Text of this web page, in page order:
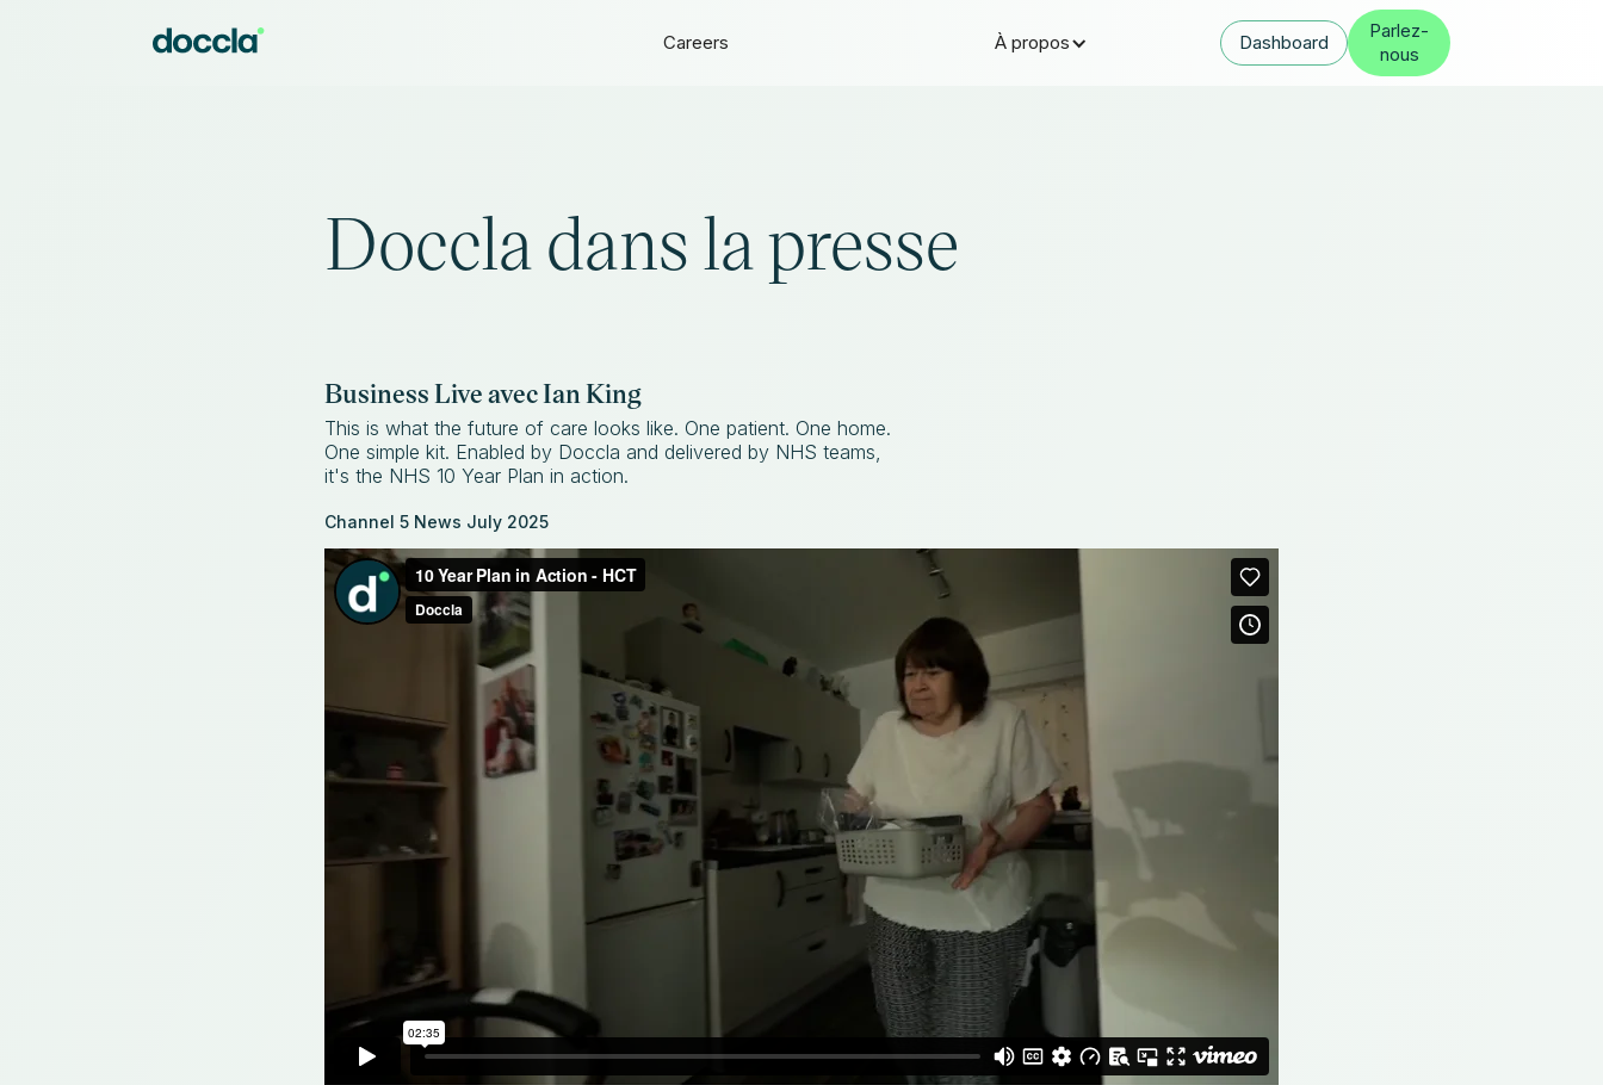
Careers À propos Dashboard
Parlez-
nous
Doccla dans la presse
Business Live avec Ian King
This is what the future of care looks like. One patient. One home.
One simple kit. Enabled by Doccla and delivered by NHS teams,
it's the NHS 10 Year Plan in action.
Channel 5 News July 2025